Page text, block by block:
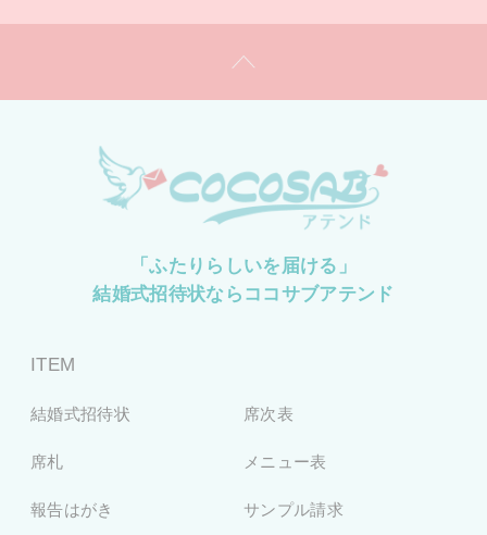
「ふたりらしいを届ける」
結婚式招待状ならココサブアテンド
ITEM
結婚式招待状 席次表
席札 メニュー表
報告はがき サンプル請求